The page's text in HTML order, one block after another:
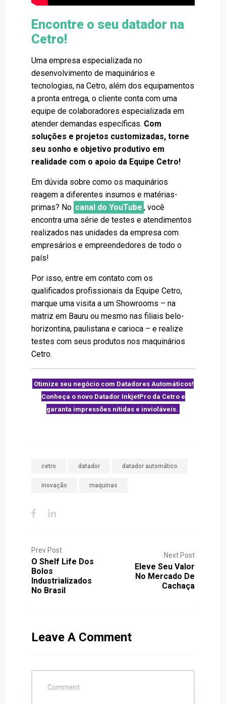
Encontre o seu datador na
Cetro!
Uma empresa especializada no
desenvolvimento de maquinários e
tecnologias, na Cetro, além dos equipamentos
a pronta entrega, o cliente conta com uma
equipe de colaboradores especializada em
atender demandas específicas. Com
soluções e projetos customizadas, torne
seu sonho e objetivo produtivo em
realidade com o apoio da Equipe Cetro!
Em dúvida sobre como os maquinários
reagem a diferentes insumos e matérias-
primas? No canal do YouTube , você
encontra uma série de testes e atendimentos
realizados nas unidades da empresa com
empresários e empreendedores de todo o
país!
Por isso, entre em contato com os
qualificados profissionais da Equipe Cetro,
marque uma visita a um Showrooms – na
matriz em Bauru ou mesmo nas filiais belo-
horizontina, paulistana e carioca – e realize
testes com seus produtos nos maquinários
Cetro.
Otimize seu negócio com Datadores Automáticos!
Conheça o novo Datador InkjetPro da Cetro e
garanta impressões nítidas e invioláveis.
cetro datador datador automático
inovação maquinas
Prev Post
O Shelf Life Dos
Bolos
Industrializados
No Brasil
Next Post
Eleve Seu Valor
No Mercado De
Cachaça
Leave A Comment